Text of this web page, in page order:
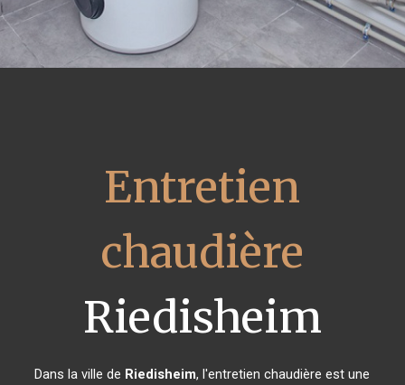
Entretien
chaudière
Riedisheim
Dans la ville de Riedisheim, l'entretien chaudière est une